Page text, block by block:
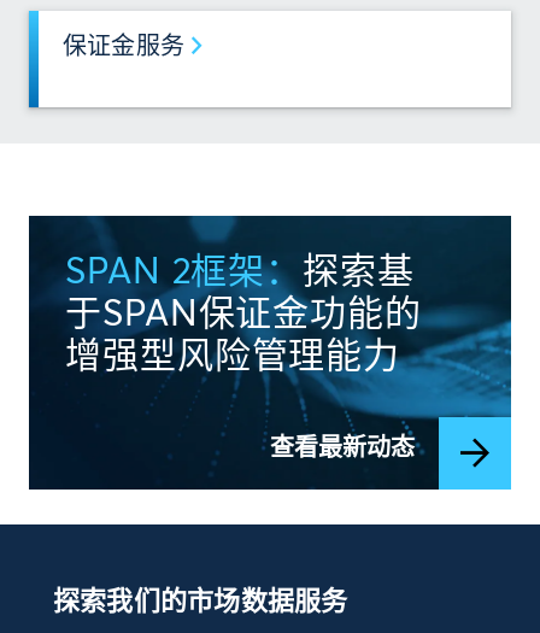
保证金服务
SPAN 2框架： 探索基
于SPAN保证金功能的
增强型风险管理能力
查看最新动态
探索我们的市场数据服务